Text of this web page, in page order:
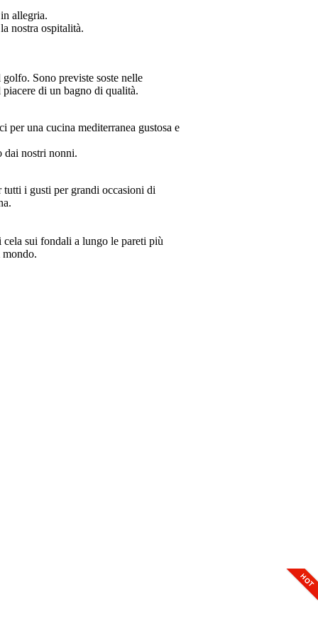
allegria.
nostra ospitalità.
Sono previste soste nelle
di un bagno di qualità.
una cucina mediterranea gustosa e
dai nostri nonni.
i gusti per grandi occasioni di
sui fondali a lungo le pareti più
mondo.